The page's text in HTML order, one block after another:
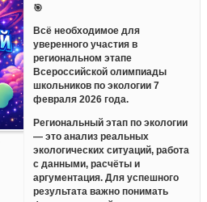
🎯
Всё необходимое для
уверенного участия в
региональном этапе
Всероссийской олимпиады
школьников по экологии 7
февраля 2026 года.
Региональный этап по экологии
— это анализ реальных
экологических ситуаций, работа
с данными, расчёты и
аргументация. Для успешного
результата важно понимать